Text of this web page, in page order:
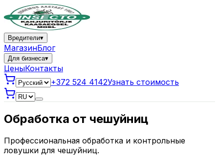
Вредители▾
МагазинБлог
Для бизнеса▾
ЦеныКонтакты
+372 524 4142Узнать стоимость
Обработка от чешуйниц
Профессиональная обработка и контрольные
ловушки для чешуйниц.